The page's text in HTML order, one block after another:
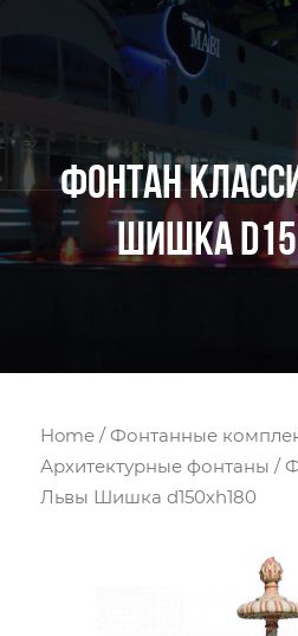
ФОНТАН
ШИШКА
Home /Фонтанные
Архитектурные фонтаны /
Львы Шишка d150хh180